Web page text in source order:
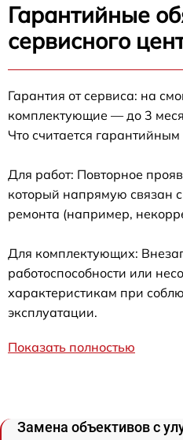
Гарантийные
сервисного
Гарантия от сервиса: на
комплектующие — до 3
Что считается
Для работ: Повторное
который напрямую связан
ремонта (например,
Для комплектующих:
работоспособности или
характеристикам при
эксплуатации.
Показать полностью
Замена объективов с